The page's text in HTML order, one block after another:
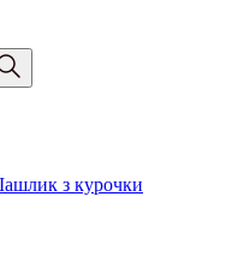
з курочки